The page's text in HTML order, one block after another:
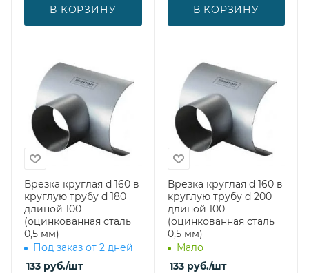
В КОРЗИНУ В КОРЗИНУ
Врезка круглая d 160 в
круглую трубу d 180
длиной 100
(оцинкованная сталь
0,5 мм)
Под заказ от 2 дней
133 руб./шт
Врезка круглая d 160 в
круглую трубу d 200
длиной 100
(оцинкованная сталь
0,5 мм)
Мало
133руб./шт